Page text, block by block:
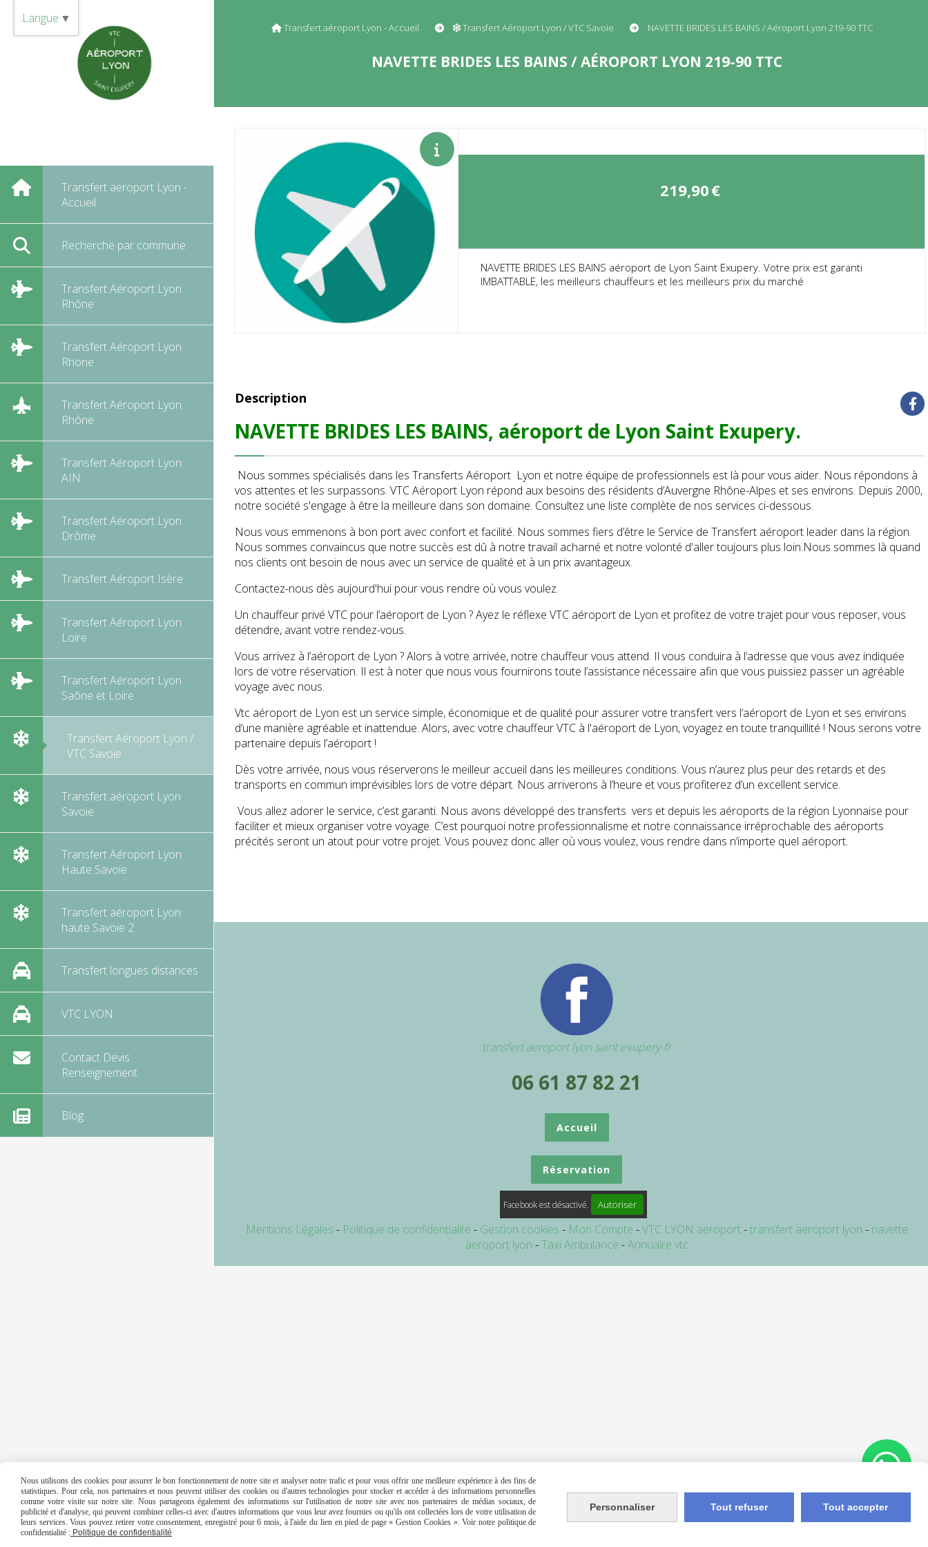
Transfert aéroport Lyon -
Accueil
Recherche par commune
Transfert Aéroport Lyon
Rhône
Transfert Aéroport Lyon
Rhone
Transfert Aéroport Lyon
Rhône
Transfert Aéroport Lyon
AIN
Transfert Aéroport Lyon
Drôme
Transfert Aéroport Isère
Transfert Aéroport Lyon
Loire
Transfert Aéroport Lyon
Saône et Loire
Transfert Aéroport Lyon /
VTC Savoie
Transfert aéroport Lyon
Savoie
Transfert Aéroport Lyon
Haute Savoie
Transfert aéroport Lyon
haute Savoie 2
Transfert longues distances
VTC LYON
Contact Devis
Renseignement
Blog
Transfert aéroport Lyon - Accueil Transfert Aéroport Lyon / VTC Savoie NAVETTE BRIDES LES BAINS / Aéroport Lyon 219-90 TTC
NAVETTE BRIDES LES BAINS / AÉROPORT LYON 219-90 TTC
219,90€
NAVETTE BRIDES LES BAINS aéroport de Lyon Saint Exupery. Votre prix est garanti
IMBATTABLE, les meilleurs chauffeurs et les meilleurs prix du marché
Description
NAVETTE BRIDES LES BAINS, aéroport de Lyon Saint Exupery.
Nous sommes spécialisés dans les Transferts Aéroport Lyon et notre équipe de professionnels est là pour vous aider. Nous répondons à
vos attentes et les surpassons. VTC Aéroport Lyon répond aux besoins des résidents d’Auvergne Rhône-Alpes et ses environs. Depuis 2000,
notre société s'engage à être la meilleure dans son domaine. Consultez une liste complète de nos services ci-dessous.
Nous vous emmenons à bon port avec confort et facilité. Nous sommes fiers d’être le Service de Transfert aéroport leader dans la région.
Nous sommes convaincus que notre succès est dû à notre travail acharné et notre volonté d'aller toujours plus loin.Nous sommes là quand
nos clients ont besoin de nous avec un service de qualité et à un prix avantageux.
Contactez-nous dès aujourd'hui pour vous rendre où vous voulez.
Un chauffeur privé VTC pour l’aéroport de Lyon ? Ayez le réflexe VTC aéroport de Lyon et profitez de votre trajet pour vous reposer, vous
détendre, avant votre rendez-vous.
Vous arrivez à l’aéroport de Lyon ? Alors à votre arrivée, notre chauffeur vous attend. Il vous conduira à l’adresse que vous avez indiquée
lors de votre réservation. Il est à noter que nous vous fournirons toute l’assistance nécessaire afin que vous puissiez passer un agréable
voyage avec nous.
Vtc aéroport de Lyon est un service simple, économique et de qualité pour assurer votre transfert vers l’aéroport de Lyon et ses environs
d’une manière agréable et inattendue. Alors, avec votre chauffeur VTC à l'aéroport de Lyon, voyagez en toute tranquillité ! Nous serons votre
partenaire depuis l’aéroport !
Dès votre arrivée, nous vous réserverons le meilleur accueil dans les meilleures conditions. Vous n’aurez plus peur des retards et des
transports en commun imprévisibles lors de votre départ. Nous arriverons à l’heure et vous profiterez d’un excellent service.
Vous allez adorer le service, c’est garanti. Nous avons développé des transferts vers et depuis les aéroports de la région Lyonnaise pour
faciliter et mieux organiser votre voyage. C’est pourquoi notre professionnalisme et notre connaissance irréprochable des aéroports
précités seront un atout pour votre projet. Vous pouvez donc aller où vous voulez, vous rendre dans n’importe quel aéroport.
transfert aeroport lyon saint exupery-fr
06 61 87 82 21
Accueil
Réservation
Facebook est désactivé. Autoriser
Mentions Légales Politique de confidentialité Gestion cookies Mon Compte VTC LYON aeroport transfert aeroport lyon
navette
aeroport lyon
Taxi Ambulance Annuaire vtc
Langue ▼
Nous utilisons des cookies pour assurer le bon fonctionnement de notre site et analyser notre trafic et pour vous offrir une meilleure expérience à des fins de
statistiques. Pour cela, nos partenaires et nous peuvent utiliser des cookies ou d'autres technologies pour stocker et accéder à des informations personnelles
comme votre visite sur notre site. Nous partageons également des informations sur l'utilisation de notre site avec nos partenaires de médias sociaux, de
publicité et d'analyse, qui peuvent combiner celles-ci avec d'autres informations que vous leur avez fournies ou qu'ils ont collectées lors de votre utilisation de
leurs services. Vous pouvez retirer votre consentement, enregistré pour 6 mois, à l'aide du lien en pied de page « Gestion Cookies ». Voir notre politique de
confidentialité : Politique de confidentialité
Personnaliser Tout refuser Tout accepter